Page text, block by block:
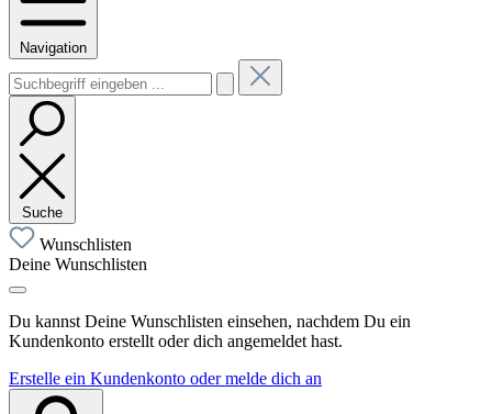
Navigation
Suche
Wunschlisten
Deine Wunschlisten
Du kannst Deine Wunschlisten einsehen, nachdem Du ein
Kundenkonto erstellt oder dich angemeldet hast.
Erstelle ein Kundenkonto oder melde dich an